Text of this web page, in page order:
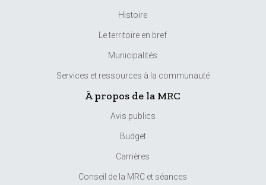
Histoire
Le territoire en bref
Municipalités
Services et ressources à la communauté
À propos de la MRC
Avis publics
Budget
Carrières
Conseil de la MRC et séances